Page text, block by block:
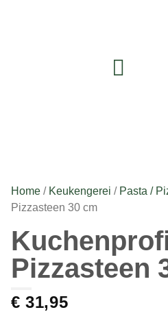
Home / Keukengerei / Pasta /
Pizzasteen 30 cm
Pizzasteen
€ 31,95